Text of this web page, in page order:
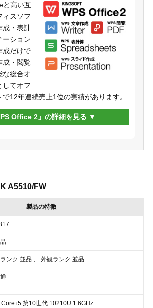
と高い互
ィスソフ
成・表計
ーション
成だけで
成・閲覧
な総合オ
してオフ
で12年連続売上1位の実績があります。
Office 2」の詳細を見る
A5510/FW
製品の特徴
ンク:並品 、 外観ランク:並品
Core i5 第10世代 10210U 1.6GHz